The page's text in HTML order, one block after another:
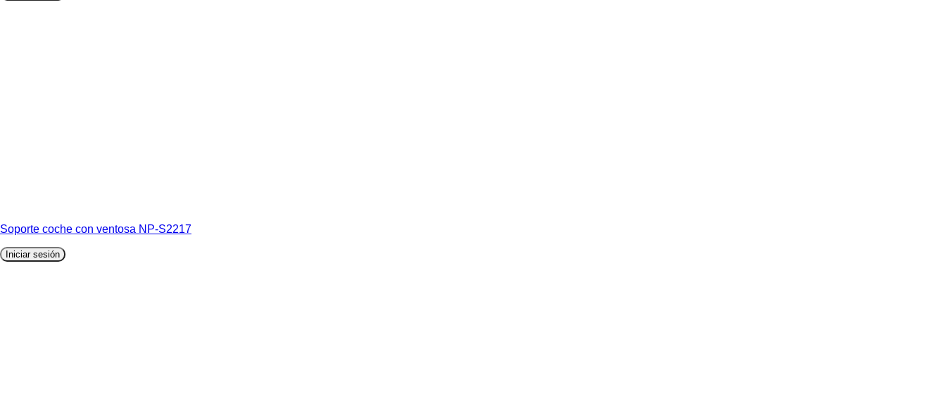
Soporte coche con ventosa NP-S2217
Iniciar sesión